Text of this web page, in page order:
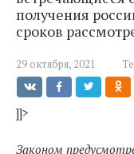
получения
сроков
29 октября, 2021
]]>
Законом